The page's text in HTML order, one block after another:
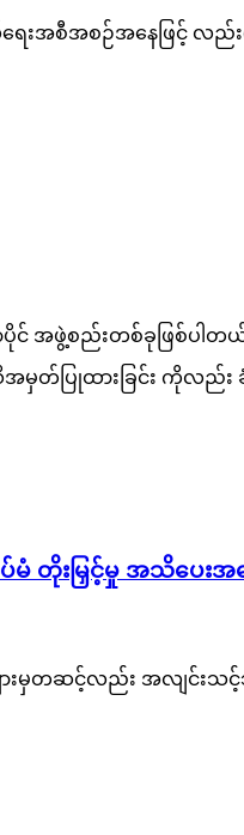
ေးအစီအစဉ်အနေဖြင့် လည်း
အဖွဲ့စည်းတစ်ခုဖြစ်ပါတယ်။
အမှတ်ပြုထားခြင်း ကိုလည်
မြှင့်မှု အသိပေးအကြေ
များမှတဆင့်လည်း အလျင်း